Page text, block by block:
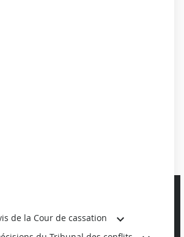
de la Cour de cassation